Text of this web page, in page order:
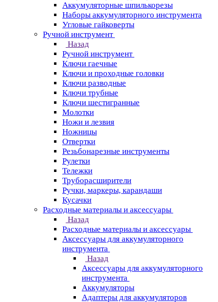
Аккумуляторные шпилькорезы
Наборы аккумуляторного инструмента
Угловые гайковерты
Ручной инструмент
Назад
Ручной инструмент
Ключи гаечные
Ключи и проходные головки
Ключи разводные
Ключи трубные
Ключи шестигранные
Молотки
Ножи и лезвия
Ножницы
Отвертки
Резьбонарезные инструменты
Рулетки
Тележки
Труборасширители
Ручки, маркеры, карандаши
Кусачки
Расходные материалы и аксессуары
Назад
Расходные материалы и аксессуары
Аксессуары для аккумуляторного
инструмента
Назад
Аксессуары для аккумуляторного
инструмента
Aккумуляторы
Адаптеры для аккумуляторов